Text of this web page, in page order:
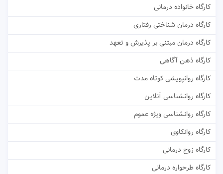
کارگاه خانواده درمانی
کارگاه درمان شناختی رفتاری
کارگاه درمان مبتنی بر پذیرش و تعهد
کارگاه ذهن آگاهی
کارگاه روانپویشی کوتاه مدت
کارگاه روانشناسی آنلاین
کارگاه روانشناسی ویژه عموم
کارگاه روانکاوی
کارگاه زوج درمانی
کارگاه طرحواره درمانی